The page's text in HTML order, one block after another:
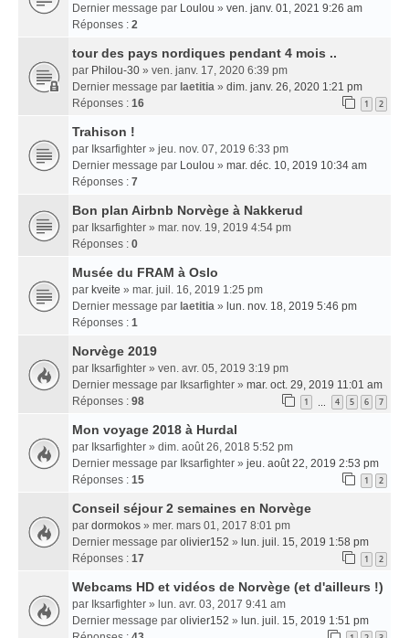
Dernier message par Loulou » ven. janv. 01, 2021 9:26 am
Réponses : 2
tour des pays nordiques pendant 4 mois ..
par Philou-30 » ven. janv. 17, 2020 6:39 pm
Dernier message par laetitia » dim. janv. 26, 2020 1:21 pm
Réponses : 16 1 2
Trahison !
par Iksarfighter » jeu. nov. 07, 2019 6:33 pm
Dernier message par Loulou » mar. déc. 10, 2019 10:34 am
Réponses : 7
Bon plan Airbnb Norvège à Nakkerud
par Iksarfighter » mar. nov. 19, 2019 4:54 pm
Réponses : 0
Musée du FRAM à Oslo
par kveite » mar. juil. 16, 2019 1:25 pm
Dernier message par laetitia » lun. nov. 18, 2019 5:46 pm
Réponses : 1
Norvège 2019
par Iksarfighter » ven. avr. 05, 2019 3:19 pm
Dernier message par Iksarfighter » mar. oct. 29, 2019 11:01 am
Réponses : 98 1 … 4 5 6 7
Mon voyage 2018 à Hurdal
par Iksarfighter » dim. août 26, 2018 5:52 pm
Dernier message par Iksarfighter » jeu. août 22, 2019 2:53 pm
Réponses : 15 1 2
Conseil séjour 2 semaines en Norvège
par dormokos » mer. mars 01, 2017 8:01 pm
Dernier message par olivier152 » lun. juil. 15, 2019 1:58 pm
Réponses : 17 1 2
Webcams HD et vidéos de Norvège (et d'ailleurs !)
par Iksarfighter » lun. avr. 03, 2017 9:41 am
Dernier message par olivier152 » lun. juil. 15, 2019 1:51 pm